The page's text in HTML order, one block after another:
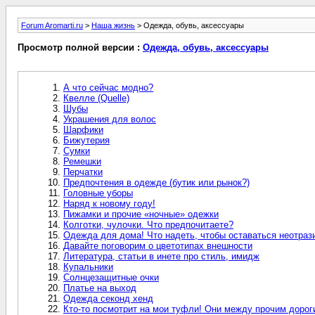
Forum Aromarti.ru > Наша жизнь > Одежда, обувь, аксессуары
Просмотр полной версии : Одежда, обувь, аксессуары
А что сейчас модно?
Квелле (Quelle)
Шубы
Украшения для волос
Шарфики
Бижутерия
Сумки
Ремешки
Перчатки
Предпочтения в одежде (бутик или рынок?)
Головные уборы
Наряд к новому году!
Пижамки и прочие «ночные» одежки
Колготки, чулочки. Что предпочитаете?
Одежда для дома! Что надеть, чтобы оставаться
Давайте поговорим о цветотипах внешности
Литература, статьи в инете про стиль, имидж
Купальники
Солнцезащитные очки
Платье на выход
Одежда секонд хенд
Кто-то посмотрит на мои туфли! Они между прочим